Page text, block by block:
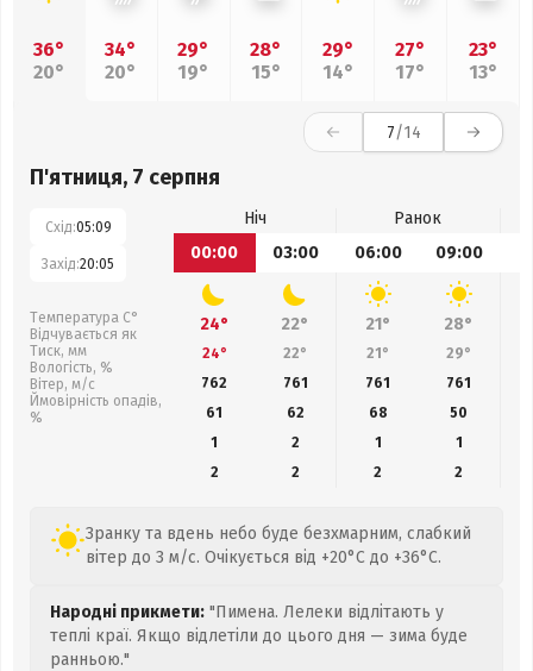
36°
20°
34°
20°
29°
19°
28°
15°
29°
14°
27°
17°
23°
13°
7/14
П'ятниця, 7 серпня
Схід:05:09
Захід:20:05
Температура С°
Відчувається як
Тиск, мм
Вологість, %
Вітер, м/с
Ймовірність опадів,
%
Ніч
Ранок
00:00
03:00 06:00 09:00
24° 22° 21° 28°
24° 22° 21° 29°
762
761 761 761
61
62 68 50
1
2 1
1
2
2 2 2
Зранку та вдень небо буде безхмарним, слабкий
вітер до 3 м/с. Очікується від +20°C до +36°C.
Народні прикмети: "Пимена. Лелеки відлітають у
теплі краї. Якщо відлетіли до цього дня — зима буде
ранньою."